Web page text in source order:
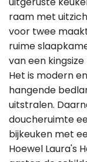
raam met
voor twee
ruime
van een
Het is modern
hangende
uitstralen.
doucheruimte
bijkeuken met
Hoewel Laura's